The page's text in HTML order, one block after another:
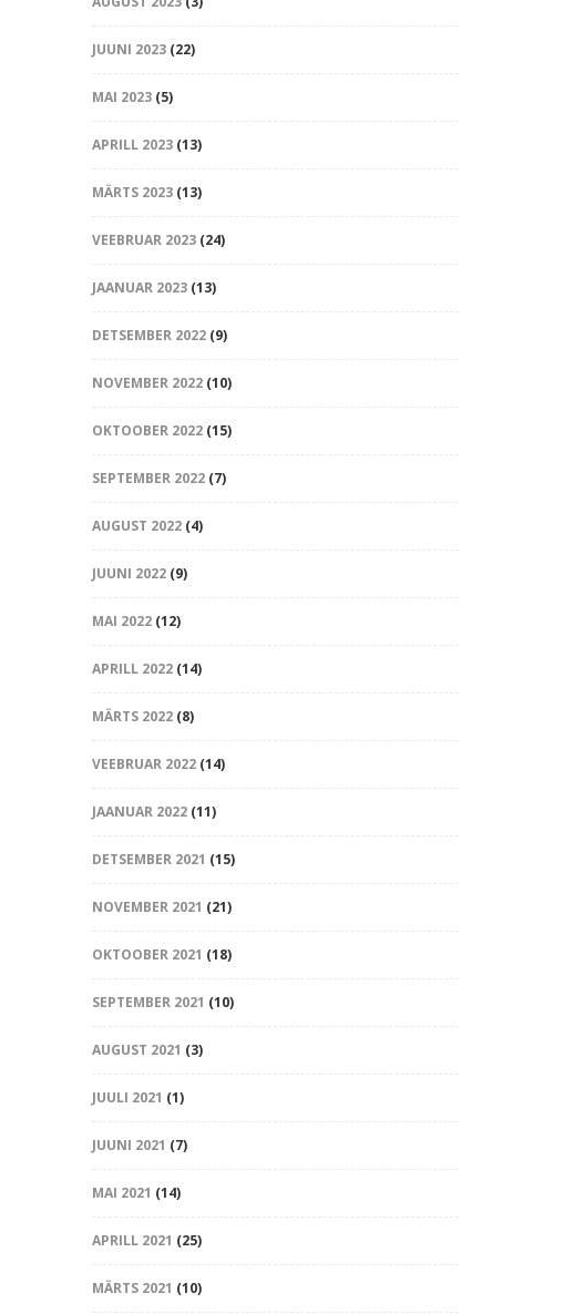
JUUNI 2023(22)
MAI 2023(5)
APRILL 2023(13)
MÄRTS 2023(13)
VEEBRUAR 2023(24)
JAANUAR 2023(13)
DETSEMBER 2022(9)
NOVEMBER 2022(10)
OKTOOBER 2022(15)
SEPTEMBER 2022(7)
AUGUST 2022(4)
JUUNI 2022(9)
MAI 2022(12)
APRILL 2022(14)
MÄRTS 2022(8)
VEEBRUAR 2022(14)
JAANUAR 2022(11)
DETSEMBER 2021 (15)
NOVEMBER 2021 (21)
OKTOOBER 2021 (18)
SEPTEMBER 2021 (10)
AUGUST 2021 (3)
JUULI 2021 (1)
JUUNI 2021 (7)
MAI 2021 (14)
APRILL 2021 (25)
MÄRTS 2021 (10)